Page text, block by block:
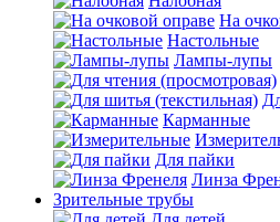
На
Настольные
Лампы-лупы
Карманные
Для пайки
Линза
Зрительные трубы